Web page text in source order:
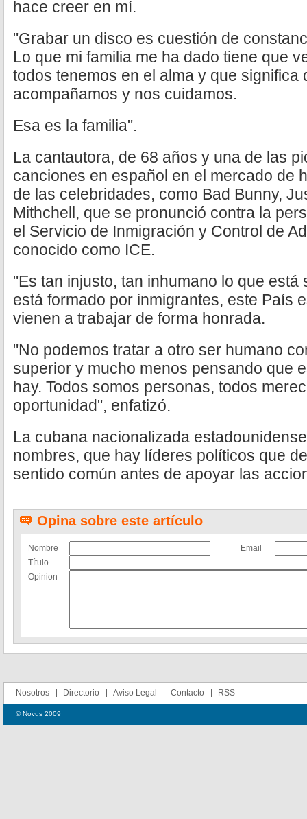
hace creer en mí.
"Grabar un disco es cuestión de
Lo que mi familia me ha dado tiene que
todos tenemos en el alma y que significa
acompañamos y nos cuidamos.
Esa es la familia".
La cantautora, de 68 años y una de las
canciones en español en el mercado de
de las celebridades, como Bad Bunny,
Mithchell, que se pronunció contra la
el Servicio de Inmigración y Control de
conocido como ICE.
"Es tan injusto, tan inhumano lo que está
está formado por inmigrantes, este País
vienen a trabajar de forma honrada.
"No podemos tratar a otro ser humano
superior y mucho menos pensando que
hay. Todos somos personas, todos
oportunidad", enfatizó.
La cubana nacionalizada
nombres, que hay líderes políticos que
sentido común antes de apoyar las
Opina sobre este artículo
Nombre
Email
Título
Opinion
Nosotros Directorio Aviso Legal Contacto RSS
© Novus 2009